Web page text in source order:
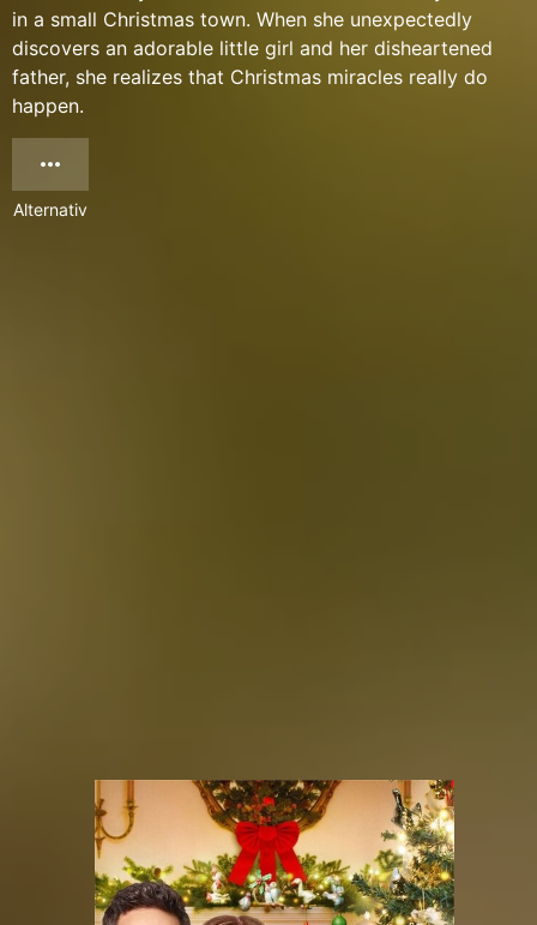
in a small Christmas town. When she unexpectedly
discovers an adorable little girl and her disheartened
father, she realizes that Christmas miracles really do
happen.
Alternativ